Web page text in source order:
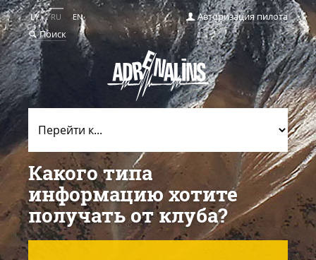
LV RU EN
Поиск
Авторизация пилота
Какого типа
информацию хотите
получать от клуба?